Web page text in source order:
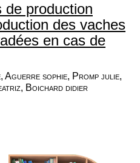
de production
des vaches
en cas de
Aguerre sophie, Promp julie,
Boichard didier